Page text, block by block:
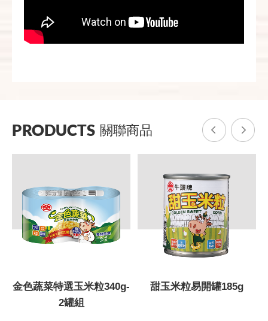
PRODUCTS 關聯商品
金色蔬菜特選玉米粒340g-
2罐組
甜玉米粒易開罐185g